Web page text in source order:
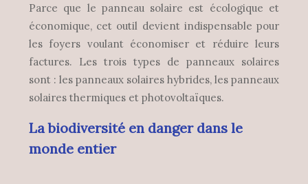
Parce que le panneau solaire est écologique et
économique, cet outil devient indispensable pour
les foyers voulant économiser et réduire leurs
factures. Les trois types de panneaux solaires
sont : les panneaux solaires hybrides, les panneaux
solaires thermiques et photovoltaïques.
La biodiversité en danger dans le
monde entier